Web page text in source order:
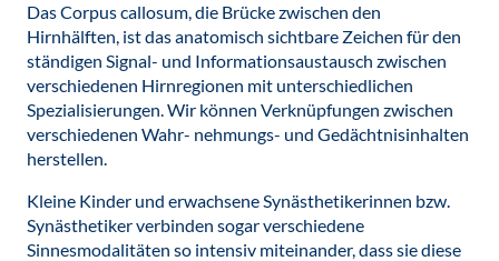
Das Corpus callosum, die Brücke zwischen den
Hirnhälften, ist das anatomisch sichtbare Zeichen für den
ständigen Signal- und Informationsaustausch zwischen
verschiedenen Hirnregionen mit unterschiedlichen
Spezialisierungen. Wir können Verknüpfungen zwischen
verschiedenen Wahr- nehmungs- und Gedächtnisinhalten
herstellen.
Kleine Kinder und erwachsene Synästhetikerinnen bzw.
Synästhetiker verbinden sogar verschiedene
Sinnesmodalitäten so intensiv miteinander, dass sie diese